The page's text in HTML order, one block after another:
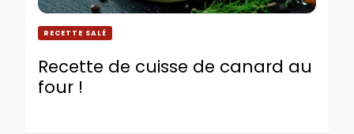
RECETTE SALÉ
Recette de cuisse de canard au
four !